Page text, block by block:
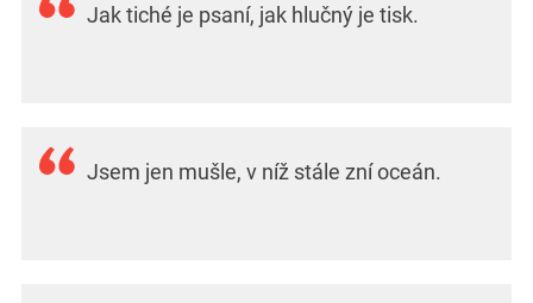
Jak tiché je psaní, jak hlučný je tisk.
Jsem jen mušle, v níž stále zní oceán.